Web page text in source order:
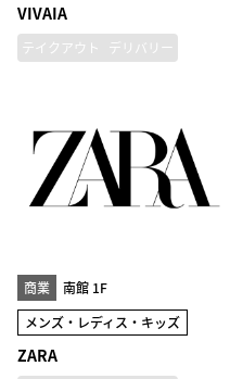
VIVAIA
テイクアウト デリバリー
商業
南館 1F
メンズ・レディス・キッズ
ZARA